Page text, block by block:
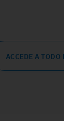
ACCEDE A